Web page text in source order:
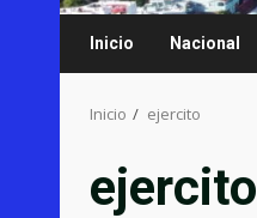
Inicio Nacional
Inicio ejercito
ejercito